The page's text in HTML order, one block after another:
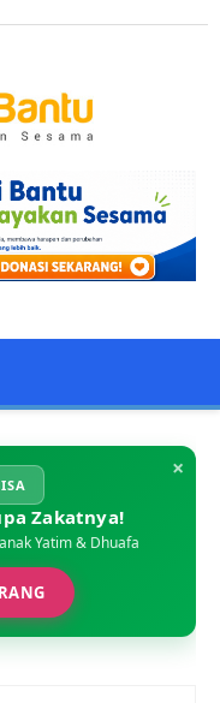
×
Zakatnya!
Yatim & Dhuafa